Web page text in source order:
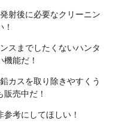
射後に必要なクリーニン
スまでしたくないハンタ
能だ！
カスを取り除きやすくう
売中だ！
考にしてほしい！